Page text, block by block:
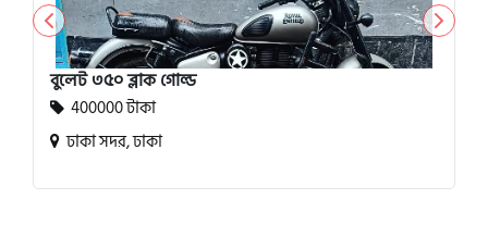
বুলেট ৩৫০ ব্লাক গোল্ড
400000 টাকা
ঢাকা সদর, ঢাকা